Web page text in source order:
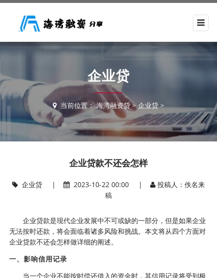
企业贷
当前位置：海湾融资贷>企业贷>
企业贷款不还会怎样
企业贷| 2023-10-22 00:00 |
投稿人：佚名来
稿
企业贷款是现代企业发展中不可或缺的一部分，但是如果企业
无法按时还款，将会面临着诸多风险和挑战。本文将从四个方面对
企业贷款不还会怎样做详细的阐述。
一、影响信用记录
当一个企业不能按时偿还借入的资金时，其信用记录将受到极